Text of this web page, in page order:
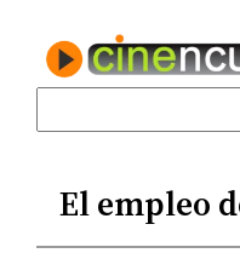
contenido
El empleo